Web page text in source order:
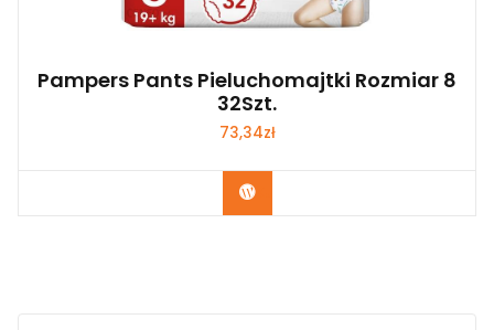
Pampers Pants Pieluchomajtki Rozmiar 8
32Szt.
73,34zł
Kup Teraz